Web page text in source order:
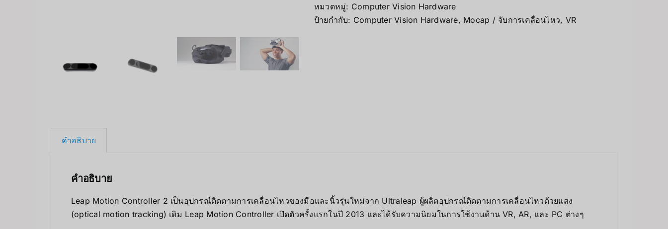
หมวดหมู่: Computer Vision Hardware
ป้ายกำกับ: Computer Vision Hardware, Mocap / จับการเคลื่อนไหว, VR
คำอธิบาย
คำอธิบาย
Leap Motion Controller 2 เป็นอุปกรณ์ติดตามการเคลื่อนไหวของมือและนิ้วรุ่นใหม่จาก Ultraleap ผู้ผลิตอุปกรณ์ติดตามการเคลื่อนไหวด้วยแสง
(optical motion tracking) เดิม Leap Motion Controller เปิดตัวครั้งแรกในปี 2013 และได้รับความนิยมในการใช้งานด้าน VR, AR, และ PC ต่างๆ